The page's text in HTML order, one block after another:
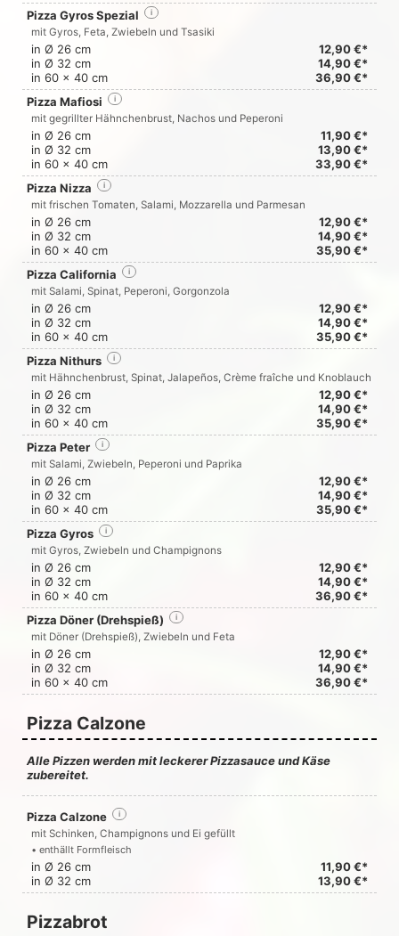
Pizza Gyros Spezial
i
mit Gyros, Feta, Zwiebeln und Tsasiki
in Ø 26 cm
12,90 €*
in Ø 32 cm
14,90 €*
in 60 x 40 cm
36,90 €*
Pizza Mafiosi
i
mit gegrillter Hähnchenbrust, Nachos und Peperoni
in Ø 26 cm
11,90 €*
in Ø 32 cm
13,90 €*
in 60 x 40 cm
33,90 €*
Pizza Nizza
i
mit frischen Tomaten, Salami, Mozzarella und Parmesan
in Ø 26 cm
12,90 €*
in Ø 32 cm
14,90 €*
in 60 x 40 cm
35,90 €*
Pizza California
i
mit Salami, Spinat, Peperoni, Gorgonzola
in Ø 26 cm
12,90 €*
in Ø 32 cm
14,90 €*
in 60 x 40 cm
35,90 €*
Pizza Nithurs
i
mit Hähnchenbrust, Spinat, Jalapeños, Crème fraîche und Knoblauch
in Ø 26 cm
12,90 €*
in Ø 32 cm
14,90 €*
in 60 x 40 cm
35,90 €*
Pizza Peter
i
mit Salami, Zwiebeln, Peperoni und Paprika
in Ø 26 cm
12,90 €*
in Ø 32 cm
14,90 €*
in 60 x 40 cm
35,90 €*
Pizza Gyros
i
mit Gyros, Zwiebeln und Champignons
in Ø 26 cm
12,90 €*
in Ø 32 cm
14,90 €*
in 60 x 40 cm
36,90 €*
Pizza Döner (Drehspieß)
i
mit Döner (Drehspieß), Zwiebeln und Feta
in Ø 26 cm
12,90 €*
in Ø 32 cm
14,90 €*
in 60 x 40 cm
36,90 €*
Pizza Calzone
Alle Pizzen werden mit leckerer Pizzasauce und Käse
zubereitet.
Pizza Calzone i
mit Schinken, Champignons und Ei gefüllt
• enthällt Formfleisch
in Ø 26 cm
11,90 €*
in Ø 32 cm
13,90 €*
Pizzabrot